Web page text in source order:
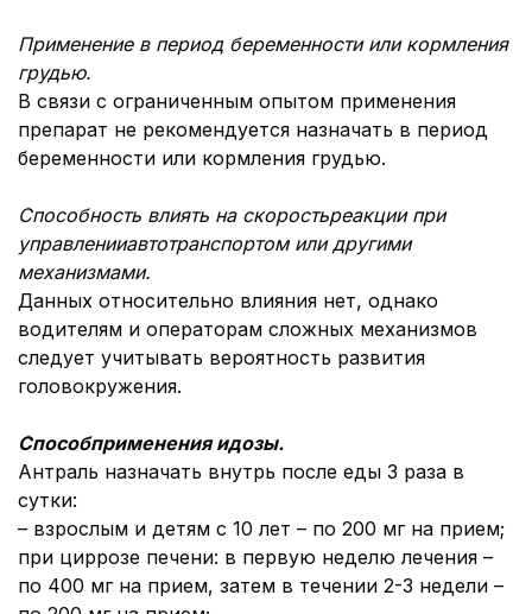
Применение в период беременности или кормления
грудью.
В связи с ограниченным опытом применения
препарат не рекомендуется назначать в период
беременности или кормления грудью.
Способность влиять наскоростьреакции при
управленииавтотранспортомилидругими
механизмами.
Данных относительно влияния нет, однако
водителям и операторам сложных механизмов
следует учитывать вероятность развития
головокружения.
Способпримененияидозы.
Антраль назначать внутрь после еды 3 раза в
сутки:
– взрослым и детям с 10 лет – по 200 мг на прием;
при циррозе печени: в первую неделю лечения –
по 400 мг на прием, затем в течении 2-3 недели –